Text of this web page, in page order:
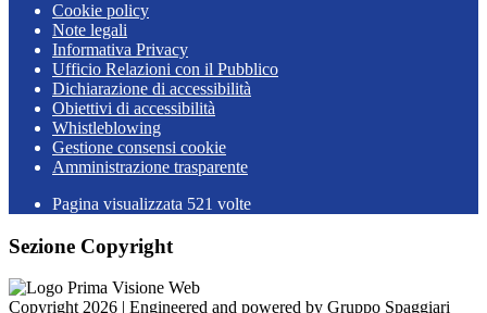
Cookie policy
Note legali
Informativa Privacy
Ufficio Relazioni con il Pubblico
Dichiarazione di accessibilità
Obiettivi di accessibilità
Whistleblowing
Gestione consensi cookie
Amministrazione trasparente
Pagina visualizzata 521 volte
Sezione Copyright
Copyright 2026 | Engineered and powered by Gruppo Spaggiari